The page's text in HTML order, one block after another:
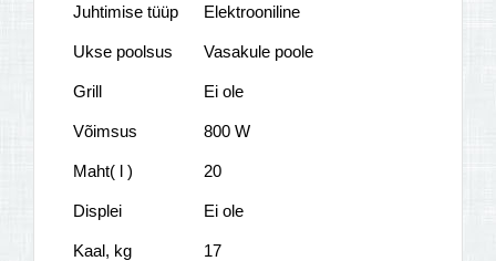
Juhtimise tüüp Elektrooniline
Ukse poolsus Vasakule poole
Grill Ei ole
Võimsus 800 W
Maht( l ) 20
Displei Ei ole
Kaal, kg 17